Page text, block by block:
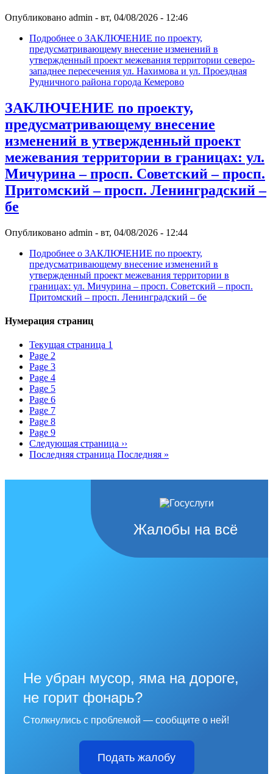
Опубликовано admin - вт, 04/08/2026 - 12:46
Подробнее о ЗАКЛЮЧЕНИЕ по проекту,
предусматривающему внесение изменений в
утвержденный проект межевания территории северо-
западнее пересечения ул. Нахимова и ул. Проездная
Рудничного района города Кемерово
ЗАКЛЮЧЕНИЕ по проекту,
предусматривающему внесение
изменений в утвержденный проект
межевания территории в границах: ул.
Мичурина – просп. Советский – просп.
Притомский – просп. Ленинградский –
бе
Опубликовано admin - вт, 04/08/2026 - 12:44
Подробнее о ЗАКЛЮЧЕНИЕ по проекту,
предусматривающему внесение изменений в
утвержденный проект межевания территории в
границах: ул. Мичурина – просп. Советский – просп.
Притомский – просп. Ленинградский – бе
Нумерация страниц
Текущая страница 1
Page 2
Page 3
Page 4
Page 5
Page 6
Page 7
Page 8
Page 9
Следующая страница ››
Последняя страница Последняя »
Жалобы на всё
Не убран мусор, яма на дороге,
не горит фонарь?
Столкнулись с проблемой — сообщите о ней!
Подать жалобу